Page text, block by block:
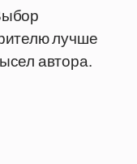
лучше
автора.